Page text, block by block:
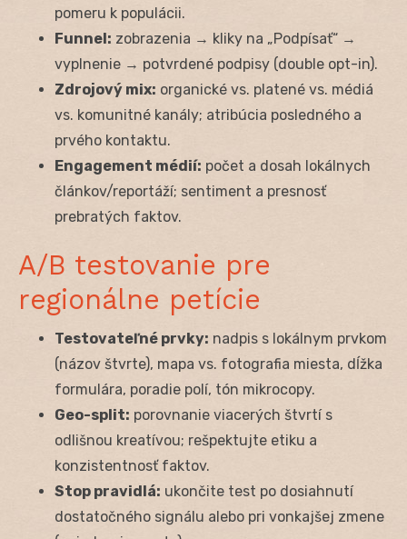
pomeru k populácii.
Funnel: zobrazenia → kliky na „Podpísať“ →
vyplnenie → potvrdené podpisy (double opt-in).
Zdrojový mix: organické vs. platené vs. médiá
vs. komunitné kanály; atribúcia posledného a
prvého kontaktu.
Engagement médií: počet a dosah lokálnych
článkov/reportáží; sentiment a presnosť
prebratých faktov.
A/B testovanie pre
regionálne petície
Testovateľné prvky: nadpis s lokálnym prvkom
(názov štvrte), mapa vs. fotografia miesta, dĺžka
formulára, poradie polí, tón mikrocopy.
Geo-split: porovnanie viacerých štvrtí s
odlišnou kreatívou; rešpektujte etiku a
konzistentnosť faktov.
Stop pravidlá: ukončite test po dosiahnutí
dostatočného signálu alebo pri vonkajšej zmene